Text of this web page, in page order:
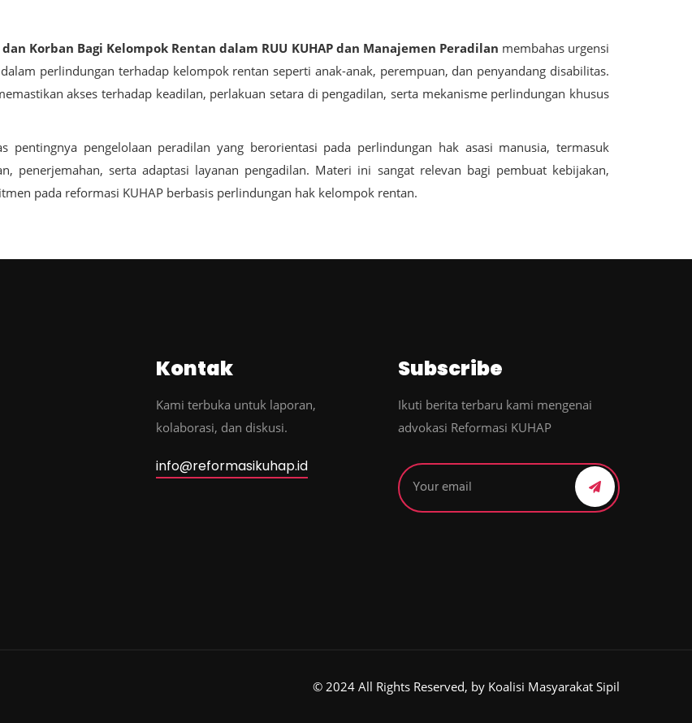
Korban Bagi Kelompok Rentan dalam RUU KUHAP dan Manajemen Peradilan membahas urgensi
perlindungan terhadap kelompok rentan seperti anak-anak, perempuan, dan penyandang disabilitas.
akses terhadap keadilan, perlakuan setara di pengadilan, serta mekanisme perlindungan khusus
pengelolaan peradilan yang berorientasi pada perlindungan hak asasi manusia, termasuk
penerjemahan, serta adaptasi layanan pengadilan. Materi ini sangat relevan bagi pembuat kebijakan,
pada reformasi KUHAP berbasis perlindungan hak kelompok rentan.
Kontak
Kami terbuka untuk laporan,
kolaborasi, dan diskusi.
info@reformasikuhap.id
Subscribe
Ikuti berita terbaru kami mengenai
advokasi Reformasi KUHAP
© 2024 All Rights Reserved, by Koalisi Masyarakat Sipil